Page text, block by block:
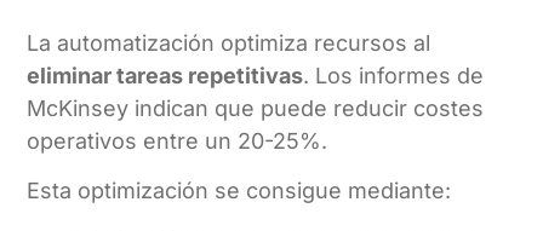
La automatización optimiza recursos al
eliminar tareas repetitivas. Los informes de
McKinsey indican que puede reducir costes
operativos entre un 20-25%.
Esta optimización se consigue mediante: